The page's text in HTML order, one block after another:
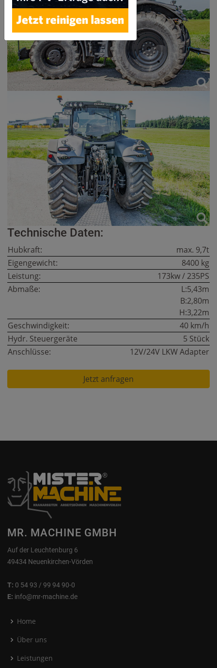
Technische Daten:
Hubkraft:
max. 9,7t
Eigengewicht:
8400 kg
Leistung:
173kw / 235PS
Abmaße:
L:5,43m
B:2,80m
H:3,22m
Geschwindigkeit:
40 km/h
Hydr. Steuergeräte
5 Stück
Anschlüsse:
12V/24V LKW Adapter
Jetzt anfragen
MR. MACHINE GMBH
Auf der Leuchtenburg 6
49434 Neuenkirchen-Vörden
T: 0 54 93 / 99 94 90-0
E: info@mr-machine.de
Home
Über uns
Leistungen